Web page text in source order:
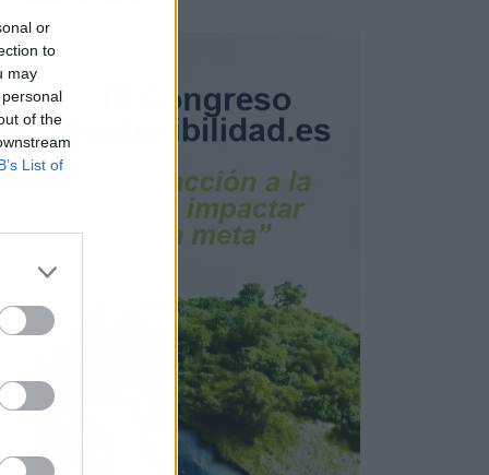
or
to
may
of the
List of